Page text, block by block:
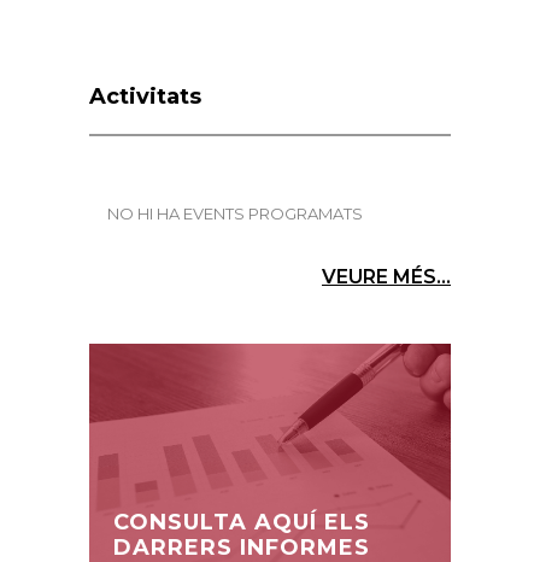
Activitats
NO HI HA EVENTS PROGRAMATS
VEURE MÉS...
CONSULTA AQUÍ ELS
DARRERS INFORMES